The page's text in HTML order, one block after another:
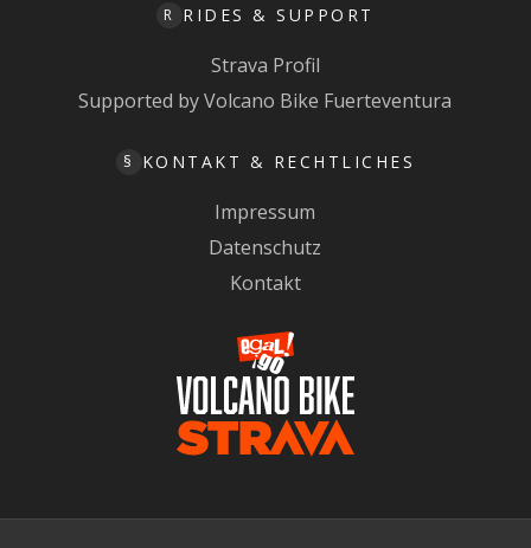
R RIDES & SUPPORT
Strava Profil
Supported by Volcano Bike Fuerteventura
§ KONTAKT & RECHTLICHES
Impressum
Datenschutz
Kontakt